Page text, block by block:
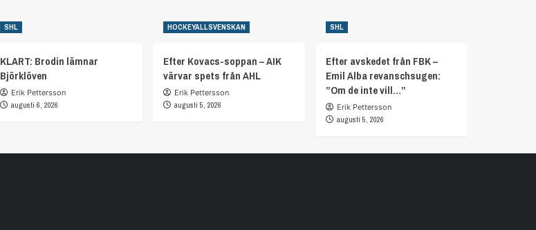
SHL
KLART: Brodin lämnar
Björklöven
Erik Pettersson
augusti 6, 2026
HOCKEYALLSVENSKAN
Efter Kovacs-soppan – AIK
värvar spets från AHL
Erik Pettersson
augusti 5, 2026
SHL
Efter avskedet från FBK –
Emil Alba revanschsugen:
”Om de inte vill…”
Erik Pettersson
augusti 5, 2026